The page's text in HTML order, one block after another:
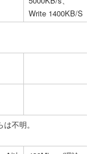
Write 1400KB/S
不明。